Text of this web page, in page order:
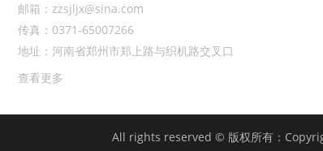
邮箱：zzsjljx@sina.com
传真：0371-65007266
地址：河南省郑州市郑上路与织机路交叉口
查看更多
All rights reserved © 版权所有：